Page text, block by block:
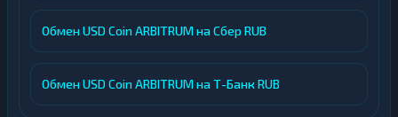
Обмен USD Coin ARBITRUM на Сбер RUB
Обмен USD Coin ARBITRUM на Т-Банк RUB